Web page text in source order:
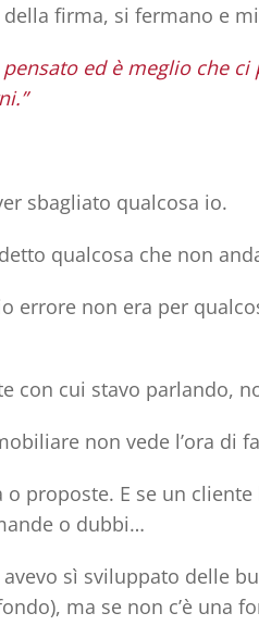
firma, si fermano e
ed è meglio che
sbagliato qualcosa io.
qualcosa che non
errore non era per
con cui stavo parlando,
non vede l’ora di
proposte. E se un
o dubbi…
sì sviluppato delle
ma se non c’è una